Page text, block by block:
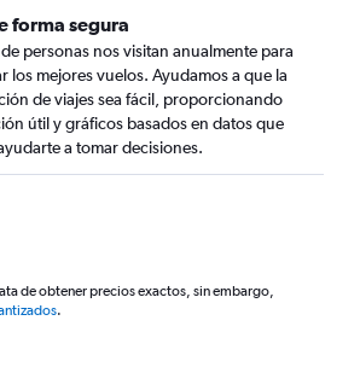
forma segura
personas nos visitan anualmente para
los mejores vuelos. Ayudamos a que la
de viajes sea fácil, proporcionando
útil y gráficos basados en datos que
a tomar decisiones.
de obtener precios exactos, sin embargo,
.